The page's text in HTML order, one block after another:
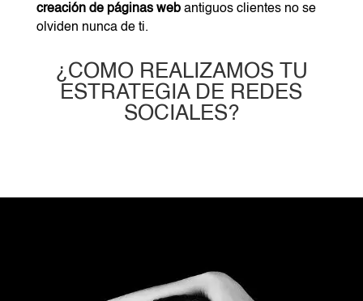
creación de páginas webantiguos clientes no se
olviden nunca de ti.
¿COMO REALIZAMOS TU
ESTRATEGIA DE REDES
SOCIALES?